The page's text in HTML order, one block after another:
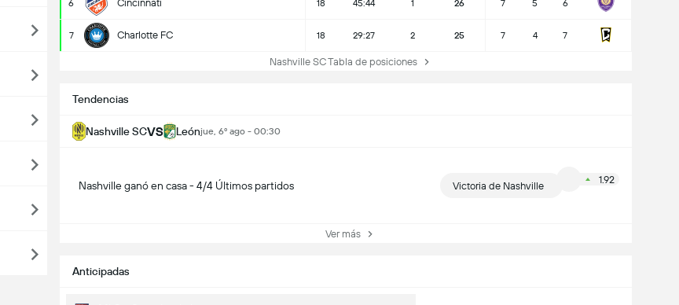
6 Cincinnati 18 45:44 1 26 7 5 6
7 Charlotte FC 18 29:27 2 25 7 4 7
Nashville SC Tabla de posiciones
Tendencias
Nashville SCVS Leónjue, 6º ago - 00:30
Nashville ganó en casa - 4/4 Últimos partidos Victoria de Nashville
1.92
Ver más
Anticipadas